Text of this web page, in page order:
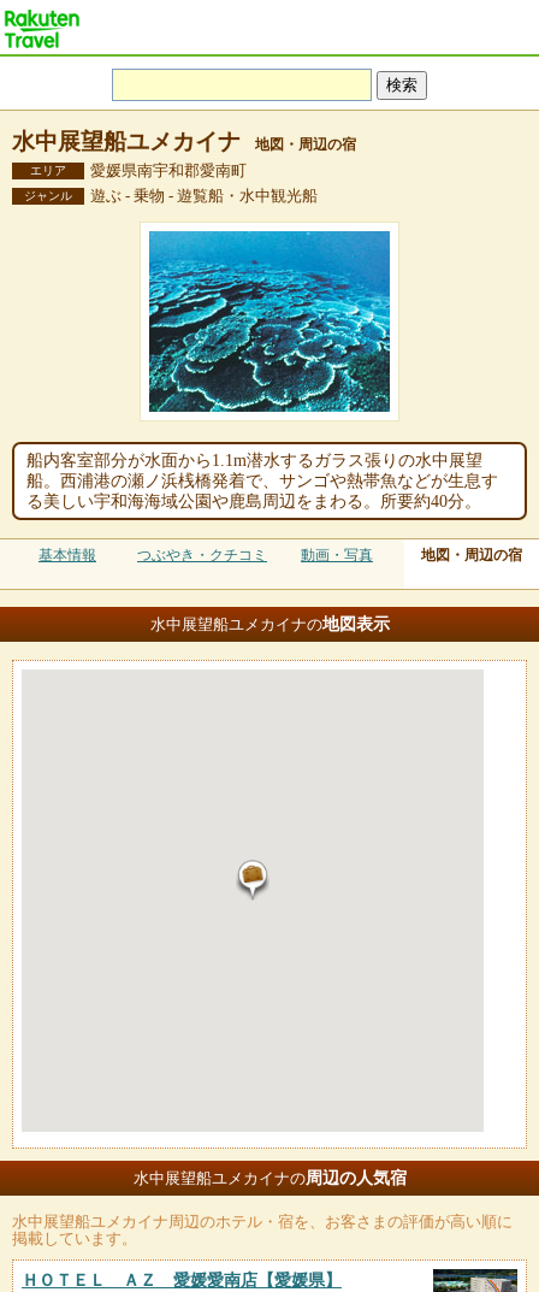
水中展望船ユメカイナ 地図・周辺の宿
エリア 愛媛県南宇和郡愛南町
ジャンル 遊ぶ - 乗物 - 遊覧船・水中観光船
船内客室部分が水面から1.1m潜水するガラス張りの水中展望
船。西浦港の瀬ノ浜桟橋発着で、サンゴや熱帯魚などが生息す
る美しい宇和海海域公園や鹿島周辺をまわる。所要約40分。
基本情報 つぶやき・クチコミ 動画・写真 地図・周辺の宿
水中展望船ユメカイナの地図表示
水中展望船ユメカイナの周辺の人気宿
水中展望船ユメカイナ周辺のホテル・宿を、お客さまの評価が高い順に
掲載しています。
ＨＯＴＥＬ ＡＺ 愛媛愛南店 【愛媛県】